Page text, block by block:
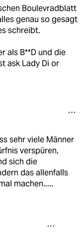
Boulevradblatt
genau so gesagt
schreibt.
als B**D und die
ask Lady Di or
sehr viele Männer
verspüren,
sich die
das allenfalls
machen.....